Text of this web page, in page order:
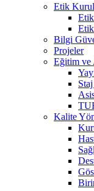
Etik Kurul
Bilgi
Projeler
Eğitim ve
Kalite